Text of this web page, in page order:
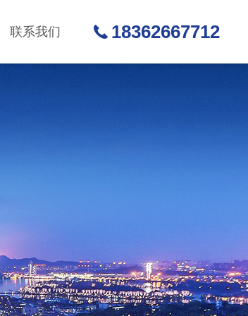
联系我们 18362667712